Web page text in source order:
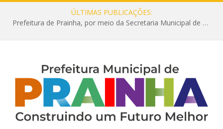
ÚLTIMAS PUBLICAÇÕES:
Prefeitura de Prainha, por meio da Secretaria Municipal de Educação, abre 354 vagas na área da Educação para 2025 com processo seletivo simplificado